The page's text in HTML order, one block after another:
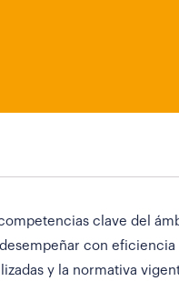
clave del
con eficiencia
y la normativa